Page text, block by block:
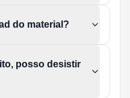
do material?
posso desistir